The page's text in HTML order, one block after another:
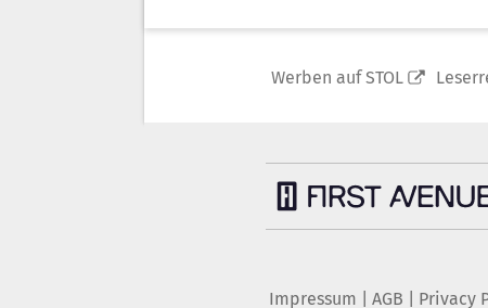
Werben auf STOL
Impressum AGB Privacy